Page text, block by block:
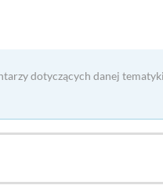
dotyczących danej